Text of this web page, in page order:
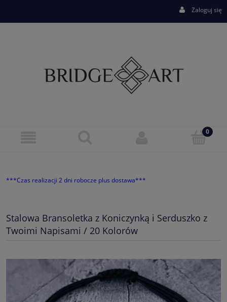
Zaloguj się
***Czas realizacji 2 dni robocze plus dostawa***
Stalowa Bransoletka z Koniczynką i Serduszko z
Twoimi Napisami / 20 Kolorów